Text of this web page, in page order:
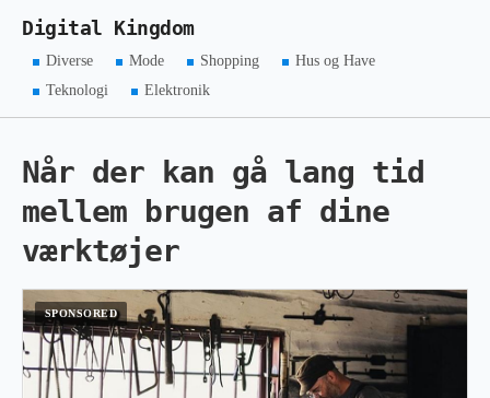
Digital Kingdom
Diverse Mode Shopping
Hus og Have
Teknologi
Elektronik
Når der kan gå lang tid
mellem brugen af dine
værktøjer